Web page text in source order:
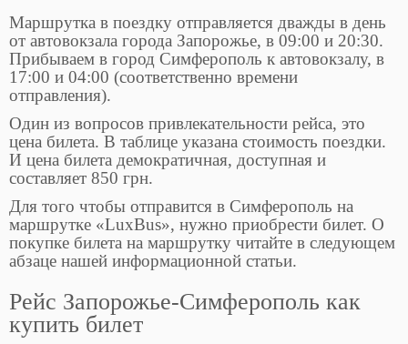
Маршрутка в поездку отправляется дважды в день
от автовокзала города Запорожье, в 09:00 и 20:30.
Прибываем в город Симферополь к автовокзалу, в
17:00 и 04:00 (соответственно времени
отправления).
Один из вопросов привлекательности рейса, это
цена билета. В таблице указана стоимость поездки.
И цена билета демократичная, доступная и
составляет 850 грн.
Для того чтобы отправится в Симферополь на
маршрутке «LuxBus», нужно приобрести билет. О
покупке билета на маршрутку читайте в следующем
абзаце нашей информационной статьи.
Рейс Запорожье-Симферополь как
купить билет